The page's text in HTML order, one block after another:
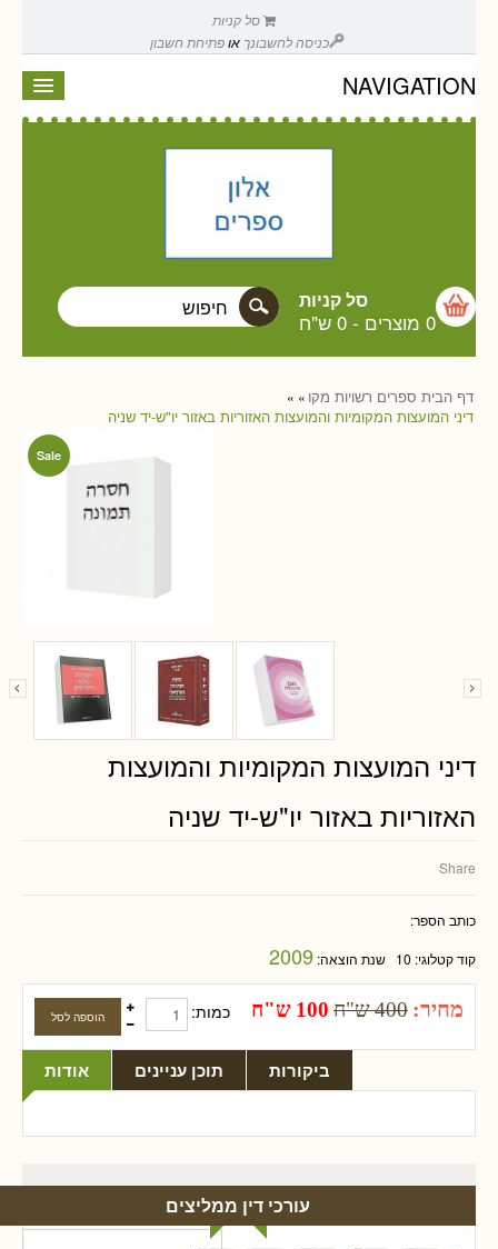
סל קניות
כניסה לחשבונך אופתיחת חשבון
NAVIGATION
סל קניות
0 מוצרים - 0 ש"ח
דף הבית » ספרים רשויות מקו »
דיני המועצות המקומיות והמועצות האזוריות באזור יו"ש-יד שניה
Sale
דיני המועצות המקומיות והמועצות
האזוריות באזור יו"ש-יד שניה
Share
כותב הספר:
קוד קטלוגי: 10 שנת הוצאה: 2009
מחיר: 400 ש"ח 100 ש"ח כמות:
אודות תוכן עניינים ביקורות
עורכי דין ממליצים